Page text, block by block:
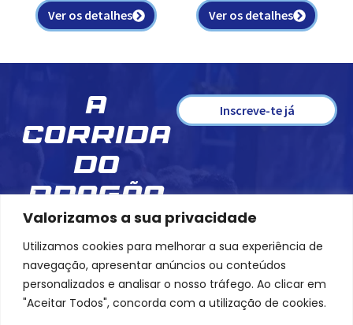
Valorizamos a sua privacidade
Utilizamos cookies para melhorar a sua experiência de
navegação, apresentar anúncios ou conteúdos
personalizados e analisar o nosso tráfego. Ao clicar em
"Aceitar Todos", concorda com a utilização de cookies.
Ver os detalhes Ver os detalhes
A
Corrida
do
Dragão
2026
está a
chegar.
Não deixes passar a
Inscreve-te já